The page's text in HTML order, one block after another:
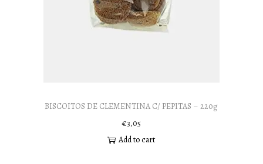
BISCOITOS DE CLEMENTINA C/ PEPITAS – 220g
€3,05
Add to cart